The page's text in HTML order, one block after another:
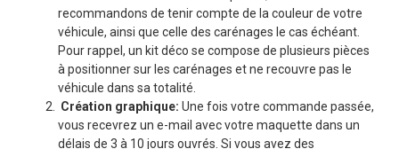
recommandons de tenir compte de la couleur de votre
véhicule, ainsi que celle des carénages le cas échéant.
Pour rappel, un kit déco se compose de plusieurs pièces
à positionner sur les carénages et ne recouvre pas le
véhicule dans sa totalité.
Création graphique: Une fois votre commande passée,
vous recevrez un e-mail avec votre maquette dans un
délais de 3 à 10 jours ouvrés. Si vous avez des